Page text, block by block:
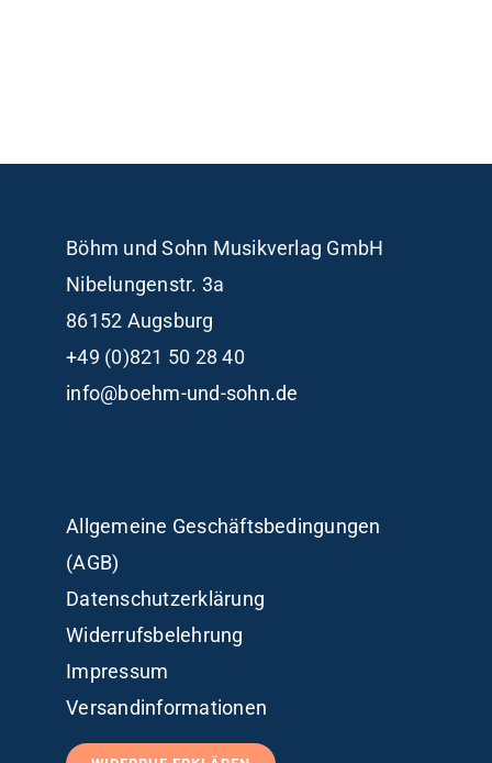
Böhm und Sohn Musikverlag GmbH
Nibelungenstr. 3a
86152 Augsburg
+49 (0)821 50 28 40
info@boehm-und-sohn.de
Allgemeine Geschäftsbedingungen
(AGB)
Datenschutzerklärung
Widerrufsbelehrung
Impressum
Versandinformationen